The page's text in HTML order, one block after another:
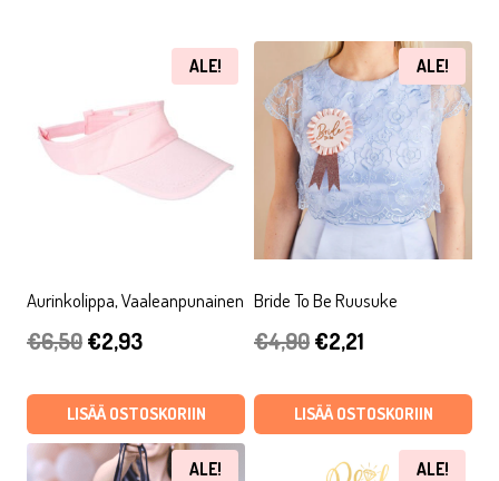
ALE!
Aurinkolippa, Vaaleanpunainen
€6,50Alkuperäinen
oli:
€6,50.
€2,93Nykyinen
on:
€2,93.
LISÄÄ OSTOSKORIIN
ALE!
Bride To Be Ruusuke
€4,90Alkuperäinen
oli:
€2,21
on:
€2,21.
LISÄÄ OSTOSKORIIN
ALE! ALE!